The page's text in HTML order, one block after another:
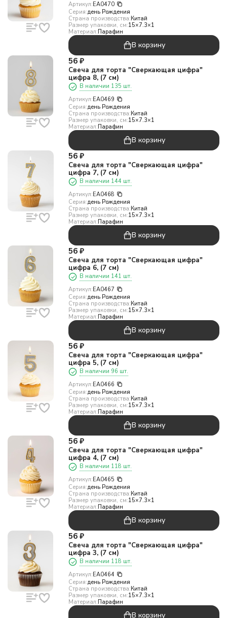
Артикул:EA0470
Серия:день Рождения
Страна производства:Китай
Размер упаковки, см:15×7.3×1
Материал:Парафин
В корзину
56 ₽
Свеча для торта "Сверкающая цифра"
цифра 8, (7 см)
В наличии 135 шт.
Артикул:EA0469
Серия:день Рождения
Страна производства:Китай
Размер упаковки, см:15×7.3×1
Материал:Парафин
В корзину
56 ₽
Свеча для торта "Сверкающая цифра"
цифра 7, (7 см)
В наличии 144 шт.
Артикул:EA0468
Серия:день Рождения
Страна производства:Китай
Размер упаковки, см:15×7.3×1
Материал:Парафин
В корзину
56 ₽
Свеча для торта "Сверкающая цифра"
цифра 6, (7 см)
В наличии 141 шт.
Артикул:EA0467
Серия:день Рождения
Страна производства:Китай
Размер упаковки, см:15×7.3×1
Материал:Парафин
В корзину
56 ₽
Свеча для торта "Сверкающая цифра"
цифра 5, (7 см)
В наличии 96 шт.
Артикул:EA0466
Серия:день Рождения
Страна производства:Китай
Размер упаковки, см:15×7.3×1
Материал:Парафин
В корзину
56 ₽
Свеча для торта "Сверкающая цифра"
цифра 4, (7 см)
В наличии 118 шт.
Артикул:EA0465
Серия:день Рождения
Страна производства:Китай
Размер упаковки, см:15×7.3×1
Материал:Парафин
В корзину
56 ₽
Свеча для торта "Сверкающая цифра"
цифра 3, (7 см)
В наличии 118 шт.
Артикул:EA0464
Серия:день Рождения
Страна производства:Китай
Размер упаковки, см:15×7.3×1
Материал:Парафин
В корзину